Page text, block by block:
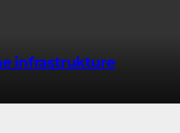
infrastrukture